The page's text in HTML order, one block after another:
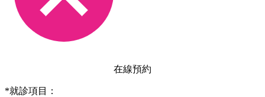
在線預約
*就診項目：